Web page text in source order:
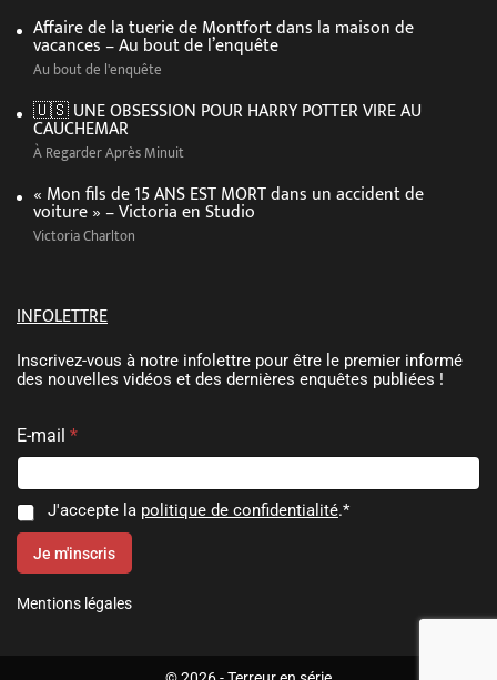
Affaire de la tuerie de Montfort dans la maison de
vacances – Au bout de l’enquête
Au bout de l'enquête
🇺🇸 UNE OBSESSION POUR HARRY POTTER VIRE AU
CAUCHEMAR
À Regarder Après Minuit
« Mon fils de 15 ANS EST MORT dans un accident de
voiture » – Victoria en Studio
Victoria Charlton
INFOLETTRE
Inscrivez-vous à notre infolettre pour être le premier informé
des nouvelles vidéos et des dernières enquêtes publiées !
E-mail *
C
o
e
n
t
C
o
s
e
n
J'accepte la politique de confidentialité.*
Je m'inscris
Mentions légales